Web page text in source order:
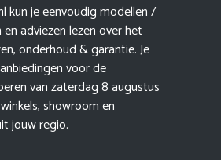
kun je eenvoudig modellen /
adviezen lezen over het
onderhoud & garantie. Je
voor de
van zaterdag 8 augustus
showroom en
jouw regio.